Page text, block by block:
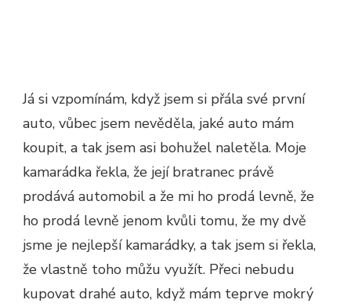
Já si vzpomínám, když jsem si přála své první
auto, vůbec jsem nevěděla, jaké auto mám
koupit, a tak jsem asi bohužel naletěla. Moje
kamarádka řekla, že její bratranec právě
prodává automobil a že mi ho prodá levně, že
ho prodá levně jenom kvůli tomu, že my dvě
jsme je nejlepší kamarádky, a tak jsem si řekla,
že vlastně toho můžu využít. Přeci nebudu
kupovat drahé auto, když mám teprve mokrý